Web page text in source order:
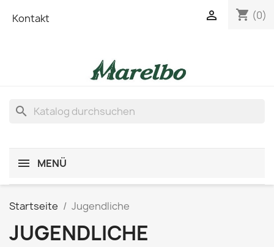
Kontakt shopping_cart (0)

search
MENÜ
Startseite Jugendliche
JUGENDLICHE